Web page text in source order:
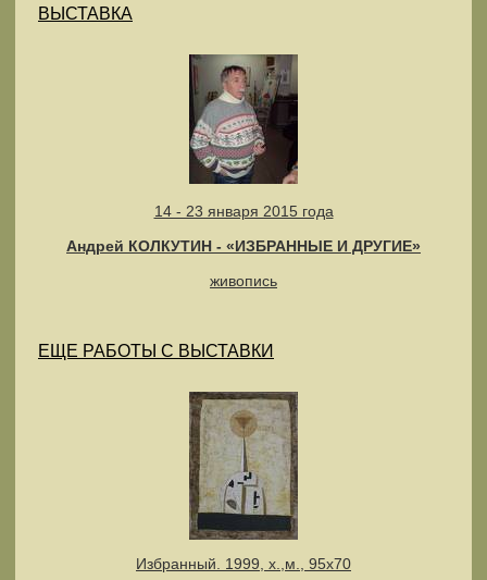
ВЫСТАВКА
14 - 23 января 2015 года
Андрей КОЛКУТИН - «ИЗБРАННЫЕ И ДРУГИЕ»
живопись
ЕЩЕ РАБОТЫ С ВЫСТАВКИ
Избранный. 1999, х.,м., 95х70